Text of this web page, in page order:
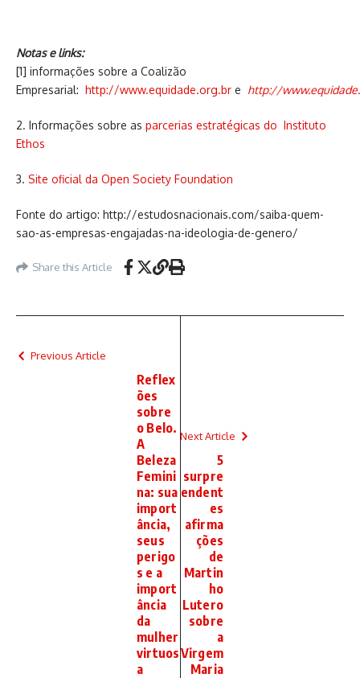
Notas e links:
[1] informações sobre a Coalizão
Empresarial: http://www.equidade.org.br e http://
2. Informações sobre as parcerias estratégicas do Instituto
Ethos
3. Site oficial da Open Society Foundation
Fonte do artigo: http://estudosnacionais.com/saiba-quem-
sao-as-empresas-engajadas-na-ideologia-de-genero/
Share this Article
Previous Article
Reflex
ões
sobre
o Belo.
A
Beleza
Femini
na: sua
import
ância,
seus
perigo
s e a
import
ância
da
mulher
virtuos
a
Next Article
5
surpre
endent
es
afirma
ções
de
Martin
ho
Lutero
sobre
a
Virgem
Maria